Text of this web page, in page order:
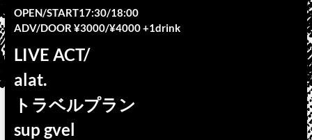
OPEN/START17:30/18:00
ADV/DOOR ¥3000/¥4000 +1drink
LIVE ACT/
alat.
トラベルプラン
sup gvel